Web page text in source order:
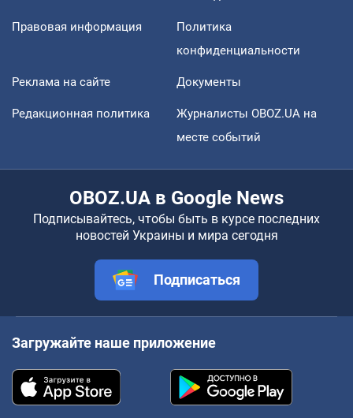
Правовая информация
Политика
конфиденциальности
Реклама на сайте Документы
Редакционная политика
Журналисты OBOZ.UA на
месте событий
OBOZ.UA в Google News
Подписывайтесь, чтобы быть в курсе последних
новостей Украины и мира сегодня
Подписаться
Загружайте наше приложение